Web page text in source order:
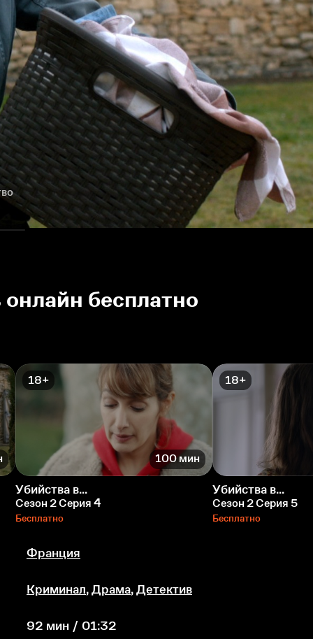
бесплатно
18+
100 мин
Убийства в...
Сезон 2 Серия 4
Бесплатно
18+
Убийства в...
Сезон 2 Серия 5
Бесплатно
Франция
Криминал, Драма, Детектив
92 мин / 01:32